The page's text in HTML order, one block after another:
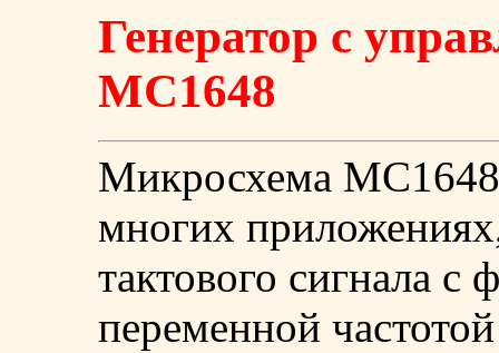
Генератор с
MC1648
Микросхема MC1648
многих
тактового сигнала с
переменной